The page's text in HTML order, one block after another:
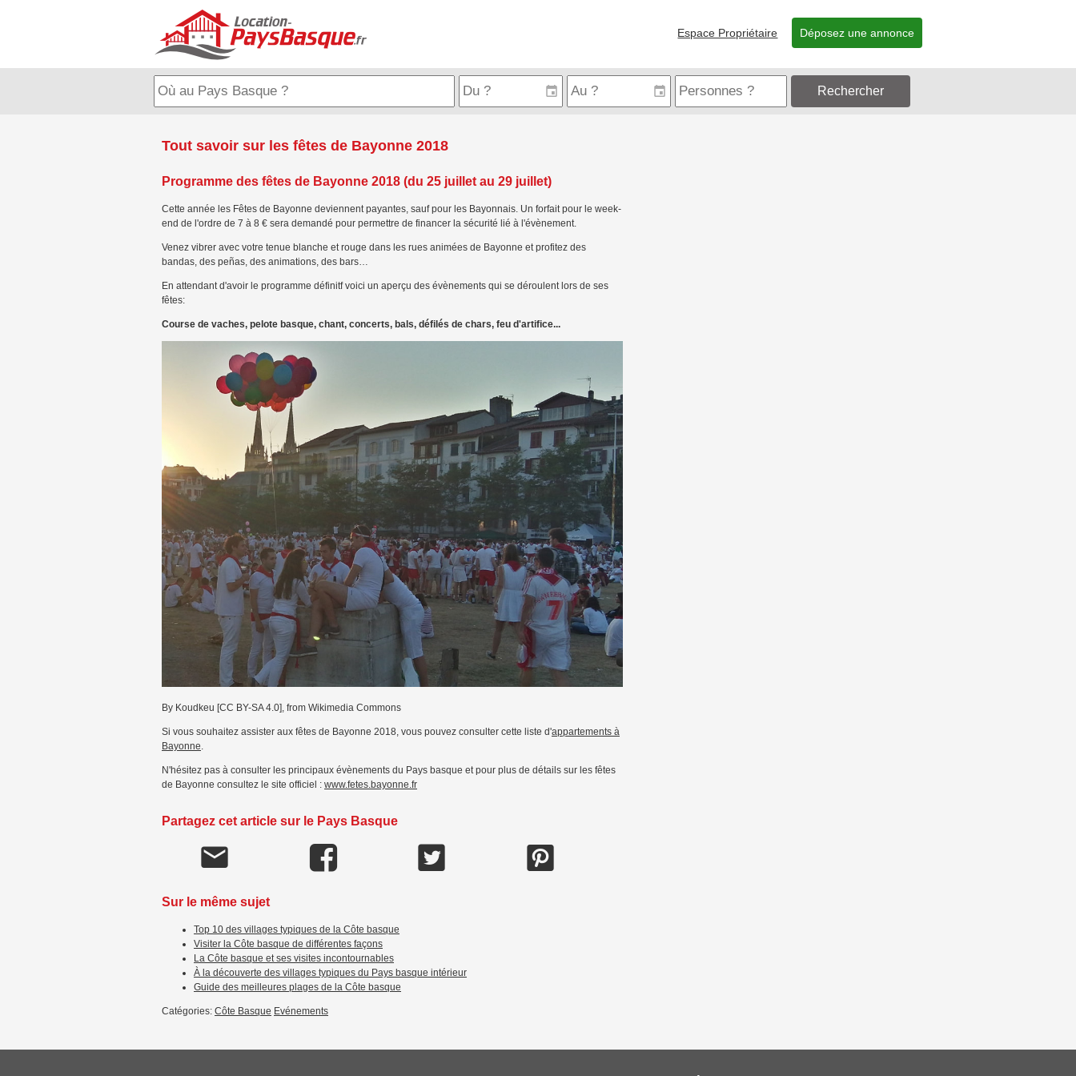
Espace Propriétaire Déposez une annonce
Rechercher
Tout savoir sur les fêtes de Bayonne 2018
Programme des fêtes de Bayonne 2018 (du 25 juillet au 29 juillet)
Cette année les Fêtes de Bayonne deviennent payantes, sauf pour les Bayonnais. Un forfait pour le week-
end de l'ordre de 7 à 8 € sera demandé pour permettre de financer la sécurité lié à l'évènement.
Venez vibrer avec votre tenue blanche et rouge dans les rues animées de Bayonne et profitez des
bandas, des peñas, des animations, des bars…
En attendant d'avoir le programme définitf voici un aperçu des évènements qui se déroulent lors de ses
fêtes:
Course de vaches, pelote basque, chant, concerts, bals, défilés de chars, feu d'artifice...
By Koudkeu [CC BY-SA 4.0], from Wikimedia Commons
Si vous souhaitez assister aux fêtes de Bayonne 2018, vous pouvez consulter cette liste d'appartements à
Bayonne.
N'hésitez pas à consulter les principaux évènements du Pays basque et pour plus de détails sur les fêtes
de Bayonne consultez le site officiel : www.fetes.bayonne.fr
Partagez cet article sur le Pays Basque
Sur le même sujet
Top 10 des villages typiques de la Côte basque
Visiter la Côte basque de différentes façons
La Côte basque et ses visites incontournables
À la découverte des villages typiques du Pays basque intérieur
Guide des meilleures plages de la Côte basque
Catégories: Côte Basque Evénements